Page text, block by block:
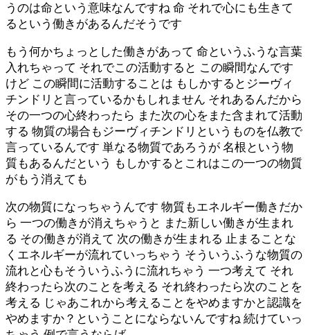
うのは命という意味なんですね 命 それで心にも生きて
るという働きがあるんだそうです
もう何かちょっとした働きがあって 命というふうな言葉
入れちゃって それでこの活動すると この瞬間なんです
けど この瞬間に活動することは もしかするとジーヴィ
チンドリと言っているかもしれません それあるんだから
その一つの心終わったら また次の心をまた含まれて活動
する 物質の場合もジーヴィチンドリというものを仏教で
言っているんです 単なる物質であろうが 名根という物
質もあるんだという もしかするとこれはこの一つの物質
がもう消えても
次の物質になっちゃうんです 物質もエネルギー働きだか
ら 一つの働きが消えちゃうと また新しい働きが生まれ
る その働きが消えて 次の働きが生まれる 止まることな
くエネルギーが流れていっちゃう そういうふうな物質の
流れと心もそういうふうに流れちゃう 一つ考えて それ
終わったら次のことを考える それ終わったら次のことを
考える じゃあこれから考えることをやめますかと認識を
やめますか？ということにならないんですね 続けていっ